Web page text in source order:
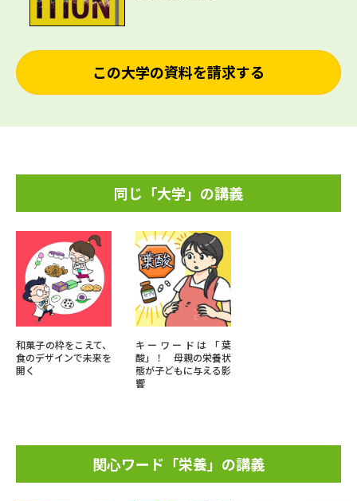
この大学の資料を請求する
同じ「大学」の講義
和菓子の枠をこえて、
食のデザインで未来を
開く
キーワードは「葉
酸」！ 母親の栄養状
態が子どもに与える影
響
関心ワード「栄養」の講義